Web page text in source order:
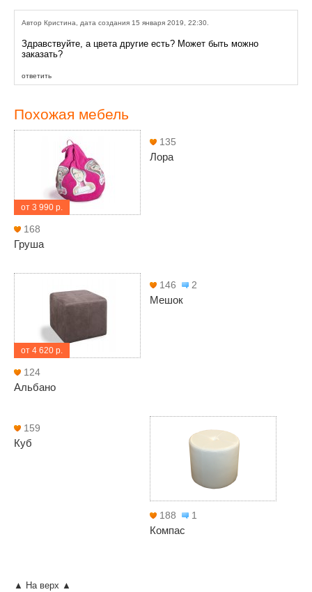
Автор Кристина, дата создания 15 января 2019, 22:30.
Здравствуйте, а цвета другие есть? Может быть можно
заказать?
ответить
Похожая мебель
от 3 990 р.
168
Груша
135
Лора
от 4 620 р.
124
Альбано
146 2
Мешок
159
Куб
188 1
Компас
▲ На верх ▲